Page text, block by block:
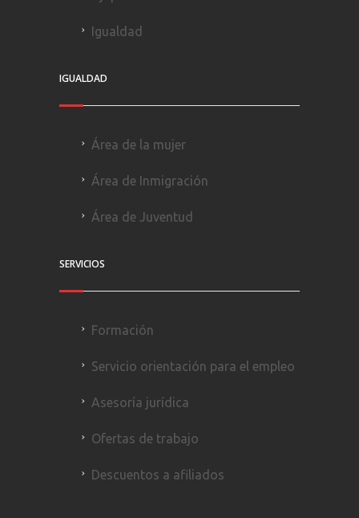
Igualdad
IGUALDAD
Área de la mujer
Área de Inmigración
Área de Juventud
SERVICIOS
Formación
Servicio orientación para el empleo
Asesoría jurídica
Ofertas de trabajo
Descuentos a afiliados